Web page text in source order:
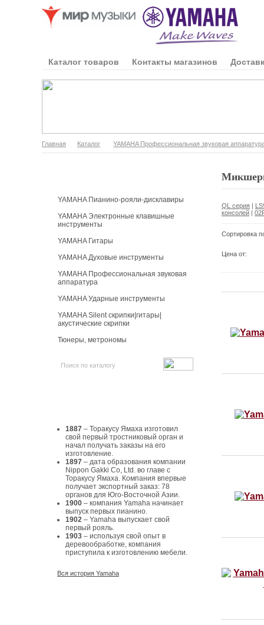
Каталог товаров Контакты магазинов
Главная Каталог YAMAHA Профессиональная звуковая
YAMAHA Пианино-рояли-дисклавиры
YAMAHA Электронные клавишные
инструменты
YAMAHA Гитары
YAMAHA Духовые инструменты
YAMAHA Профессиональная звуковая
аппаратура
YAMAHA Ударные инструменты
YAMAHA Silent скрипки|гитары|
акустические скрипки
Тюнеры, метрономы
1887 – Торакусу Ямаха изготовил
свой первый тростниковый орган и
начал получать заказы на его
изготовление.
1897 – дата образования компании
Nippon Gakki Co, Ltd. во главе с
Торакусу Ямаха. Компания впервые
получает экспортный заказ: 78
органов для Юго-Восточной Азии.
1900 – компания Yamaha начинает
выпуск первых пианино.
1902 – Yamaha выпускает свой
первый рояль.
1903 – используя свой опыт в
деревообработке, компания
приступила к изготовлению мебели.
Вся история Yamaha
QL серия |
консолей |
Сортировка
Цена от: